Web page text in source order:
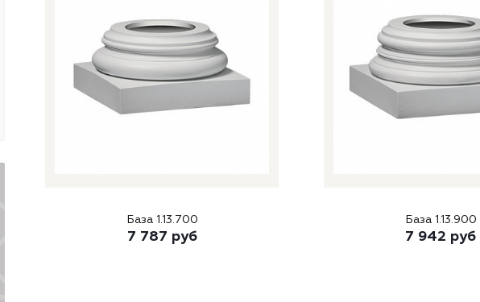
База 1.13.700
7 787 руб
База 1.13.900
7 942 руб